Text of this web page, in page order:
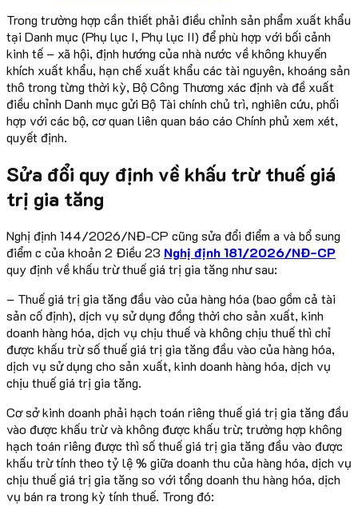
Trong trường hợp cần thiết phải điều chỉnh sản phẩm xuất khẩu
tại Danh mục (Phụ lục I, Phụ lục II) để phù hợp với bối cảnh
kinh tế – xã hội, định hướng của nhà nước về không khuyến
khích xuất khẩu, hạn chế xuất khẩu các tài nguyên, khoáng sản
thô trong từng thời kỳ, Bộ Công Thương xác định và đề xuất
điều chỉnh Danh mục gửi Bộ Tài chính chủ trì, nghiên cứu, phối
hợp với các bộ, cơ quan liên quan báo cáo Chính phủ xem xét,
quyết định.
Sửa đổi quy định về khấu trừ thuế giá
trị gia tăng
Nghị định 144/2026/NĐ-CP cũng sửa đổi điểm a và bổ sung
điểm c của khoản 2 Điều 23 Nghị định 181/2026/NĐ-CP
quy định về khấu trừ thuế giá trị gia tăng như sau:
– Thuế giá trị gia tăng đầu vào của hàng hóa (bao gồm cả tài
sản cố định), dịch vụ sử dụng đồng thời cho sản xuất, kinh
doanh hàng hóa, dịch vụ chịu thuế và không chịu thuế thì chỉ
được khấu trừ số thuế giá trị gia tăng đầu vào của hàng hóa,
dịch vụ sử dụng cho sản xuất, kinh doanh hàng hóa, dịch vụ
chịu thuế giá trị gia tăng.
Cơ sở kinh doanh phải hạch toán riêng thuế giá trị gia tăng đầu
vào được khấu trừ và không được khấu trừ; trường hợp không
hạch toán riêng được thì số thuế giá trị gia tăng đầu vào được
khấu trừ tính theo tỷ lệ % giữa doanh thu của hàng hóa, dịch vụ
chịu thuế giá trị gia tăng so với tổng doanh thu hàng hóa, dịch
vụ bán ra trong kỳ tính thuế. Trong đó: